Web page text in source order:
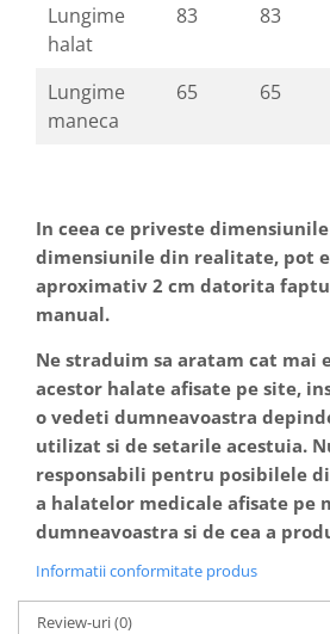
Lungime
halat
83 83
Lungime
maneca
65 65
In ceea ce priveste
dimensiunile din realitate, pot
aproximativ 2 cm datorita
manual.
Ne straduim sa aratam cat mai
acestor halate afisate pe site,
o vedeti dumneavoastra
utilizat si de setarile acestuia.
responsabili pentru posibilele
a halatelor medicale afisate pe
dumneavoastra si de cea a
Informatii conformitate produs
Review-uri(0)